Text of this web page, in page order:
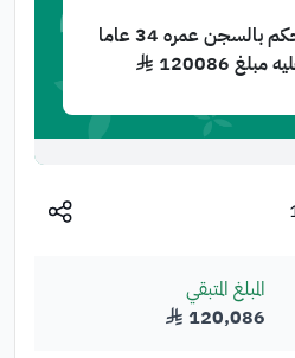
عليه امر بالتنفيذ وحكم بالسجن عمره 34 عاما
120086 ﷼
المبلغ المتبقي
120,086﷼